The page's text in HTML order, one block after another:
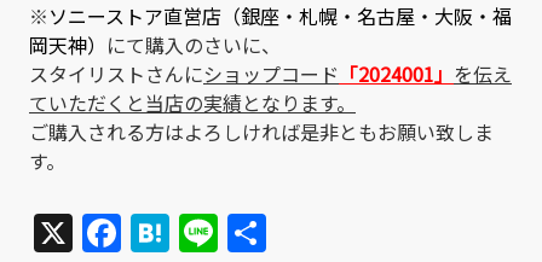
※ソニーストア直営店（銀座・札幌・名古屋・大阪・福
岡天神） にて購入のさいに、
スタイリストさんにショップコード 「2024001」 を伝え
ていただくと当店の実績となります。
ご購入される方はよろしければ是非ともお願い致しま
す。
X Facebook
Hatena
Line